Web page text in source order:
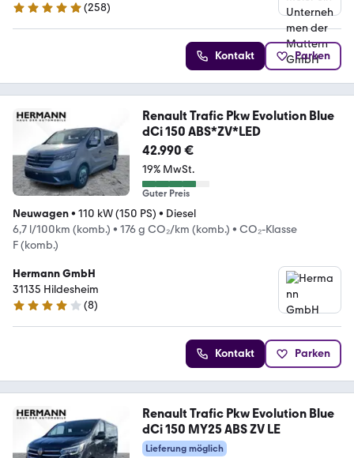
4.8 Sterne
(258)
Kontakt Parken
Renault Trafic Pkw Evolution Blue
dCi 150 ABS*ZV*LED
42.990 €
19% MwSt.
Guter Preis
Neuwagen• 110 kW (150 PS) • Diesel
6,7 l/100km (komb.) • 176 g CO₂/km (komb.) • CO₂-Klasse
F (komb.)
Hermann GmbH
31135 Hildesheim
4 Sterne
(8)
Kontakt Parken
Renault Trafic Pkw Evolution Blue
dCi 150 MY25 ABS ZV LE
Lieferung möglich